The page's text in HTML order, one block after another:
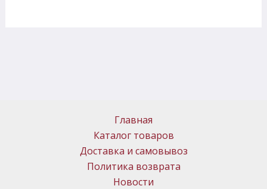
Главная
Каталог товаров
Доставка и самовывоз
Политика возврата
Новости